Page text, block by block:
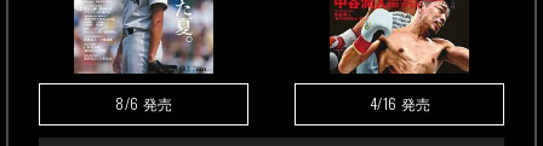
8/6 発売 4/16 発売